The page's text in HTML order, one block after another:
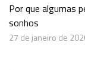
Por que algumas
sonhos
27 de janeiro de